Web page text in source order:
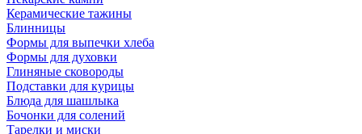
Керамические тажины
Блинницы
Формы для выпечки хлеба
Формы для духовки
Глиняные сковороды
Подставки для курицы
Блюда для шашлыка
Бочонки для солений
Тарелки и миски